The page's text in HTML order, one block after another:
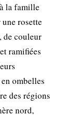
la famille
rosette
de couleur
ramifiées
ombelles
des régions
nord,